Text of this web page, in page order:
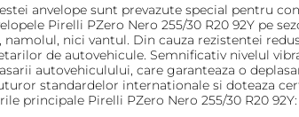
anvelope sunt prevazute special pentru
Pirelli PZero Nero 255/30 R20 92Y pe
nici vantul. Din cauza rezistentei
de autovehicule. Semnificativ nivelul
autovehiculului, care garanteaza o
standardelor internationale si doteaza
principale Pirelli PZero Nero 255/30 R20 92Y: